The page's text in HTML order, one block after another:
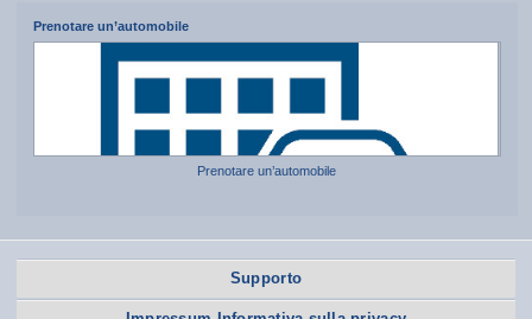
Prenotare un’automobile
Prenotare un’automobile
Supporto